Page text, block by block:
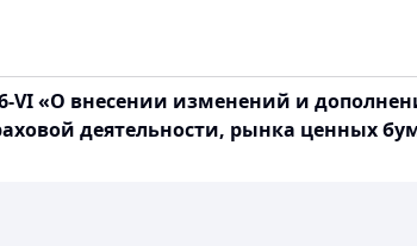
VI «О внесении изменений и
деятельности, рынка ценных